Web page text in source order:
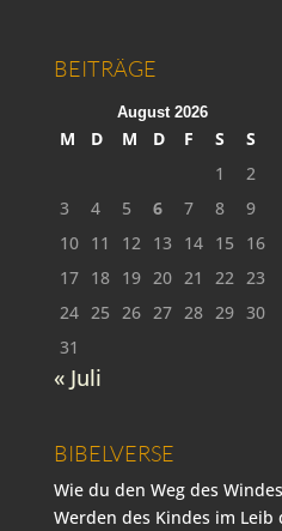
BEITRÄGE
August 2026
M D M D F S
S
1
2
3
4 5 6 7 8
9
10 11 12 13 14 15
16
17 18 19 20 21 22
23
24 25 26 27 28 29 30
31
« Juli
BIBELVERSE
Wie du den Weg des
Werden des Kindes im Leib